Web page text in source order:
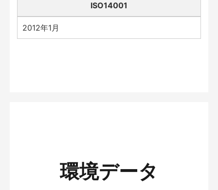
ISO14001
2012年1月
環境データ